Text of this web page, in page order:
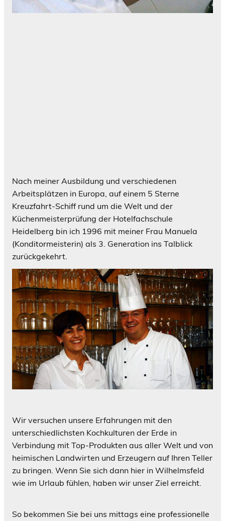
Nach meiner Ausbildung und verschiedenen
Arbeitsplätzen in Europa, auf einem 5 Sterne
Kreuzfahrt-Schiff rund um die Welt und der
Küchenmeisterprüfung der Hotelfachschule
Heidelberg bin ich 1996 mit meiner Frau Manuela
(Konditormeisterin) als 3. Generation ins Talblick
zurückgekehrt.
Wir versuchen unsere Erfahrungen mit den
unterschiedlichsten Kochkulturen der Erde in
Verbindung mit Top-Produkten aus aller Welt und von
heimischen Landwirten und Erzeugern auf Ihren Teller
zu bringen. Wenn Sie sich dann hier in Wilhelmsfeld
wie im Urlaub fühlen, haben wir unser Ziel erreicht.
So bekommen Sie bei uns mittags eine professionelle